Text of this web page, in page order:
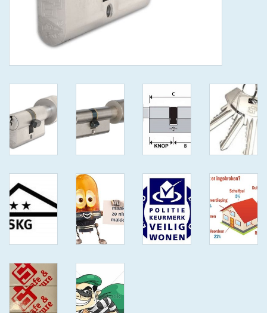
ISEO F 6 EXTRA S
ANTIKERNTREK ZWART IN
VEILIGE SLEUTELS SKG***
ISEO F 6 EXTRA S
ANTIKERNTREK IN IEDERE
GEWENSTE MAAT MET
ISEO F9 ANTIKERNTREK IN
IEDERE GEWENSTE MAAT MET
GEWONE SLEUTELS MET
CERTIFICAAT SKG***
BOLD ELECTRONISCHE
CILINDERS OPEN JE SLOT MET
TELEFOON OF CLICKER WIFI